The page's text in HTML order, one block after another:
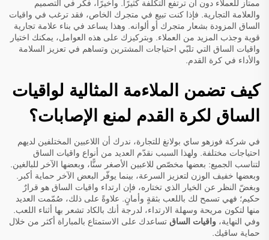
ممتاز للعملاء دون أن ترتفع التكلفة كثيرًا. وأخيرًا، فكِّر في التصميم
والعلامة التجارية. فإذا كنت تبيع في متجرك الخاص، فقد ترغب في واقيات
الساق المزودة بشعار متجرك أو ألوانه. وهذا يساعد في بناء علامة تجارية
قوية وجذب المزيد من العملاء. وبتركيزك على هذه العوامل، يمكنك اختيار
واقيات الساق التي تلبّي احتياجات المشترين وتساهم في تعزيز السلامة
والأداء في كرة القدم.
كيف تضمن الملاءمة المثالية لواقيات
الساق لكرة القدم لمنع الإصابات؟
في شركة فوزهو ساي بولانغ للتجارة، ندرك أن اللاعبين المختلفين لديهم
احتياجات مختلفة. ولهذا السبب نقدّم العديد من أنواع واقيات الساق
لتناسب الجميع: بعضها مخصّص للاعبين الأصغر سنًّا، وبعضها الآخر للبالغين.
وبعضها خفيف الوزن لتعزيز السرعة، بينما يوفّر البعض الآخر حماية أكبر.
وبغضّ النظر عن الخيار الذي تختاره، فإن ارتداء واقيات الساق هو قرارٌ
حكيم؛ فهي تسمح لك باللعب بثقةٍ وأمانٍ. علاوةً على ذلك، صُمّمت العديد
منها لتكون مريحة وسهلة الارتداء، لدرجة أنك بالكاد تشعر بها أثناء اللعب.
وفي النهاية، واقيات الساق تساعدك على الاستمتاع بالمباراة أكثر من خلال
حماية ساقيك.